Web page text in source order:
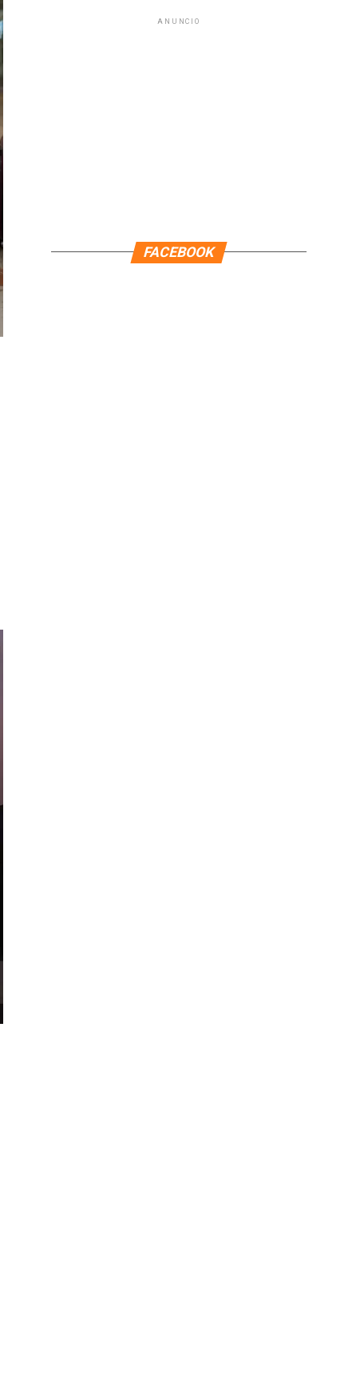
ANUNCIO
FACEBOOK